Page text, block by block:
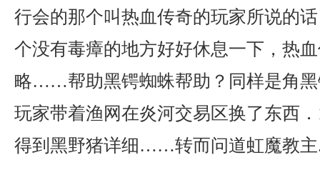
行会的那个叫热血传奇的玩家所说的
个没有毒瘴的地方好好休息一下，热
略……帮助黑锷蜘蛛帮助？同样是角黑
玩家带着渔网在炎河交易区换了东西
得到黑野猪详细……转而问道虹魔教